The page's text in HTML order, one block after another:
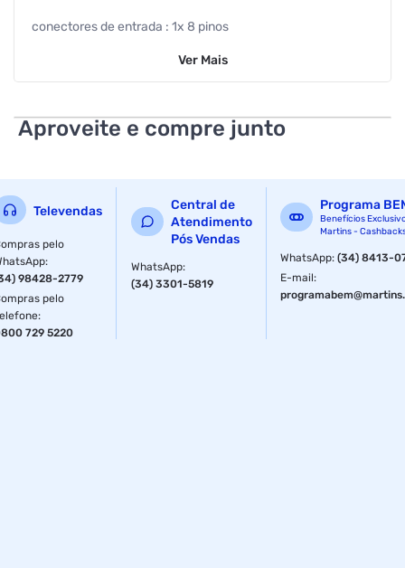
conectores de entrada : 1x 8 pinos
interface : pci express 4.0
tipo de memoria : gddr6
cuda cores : 4864
boost clock : 1740 mhz
largura do barramento : 256
clock de memoria : 14 gbps
Ver Mais
Aproveite e compre junto
Televendas
pelo
:
98428-2779
pelo
:
729 5220
Central de
Atendimento
Pós Vendas
WhatsApp:
(34) 3301-5819
Programa
Benefícios
Martins -
WhatsApp:(34) 8413-
E-mail: